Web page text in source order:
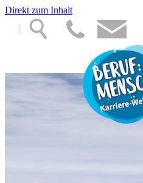
Direkt zum Inhalt